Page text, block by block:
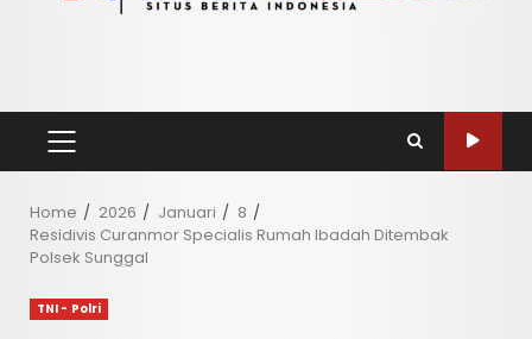
PRIMARY
MENU
Home 2026 Januari
8
Residivis Curanmor Specialis Rumah Ibadah Ditembak
Polsek Sunggal
TNI - Polri